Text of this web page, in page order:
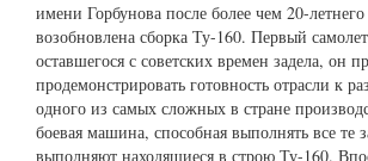
имени Горбунова после более чем 20-
возобновлена сборка Ту-160. Первый
оставшегося с советских времен задела, он
продемонстрировать готовность отрасли к
одного из самых сложных в стране
боевая машина, способная выполнять все те
выполняют находящиеся в строю Ту-160.